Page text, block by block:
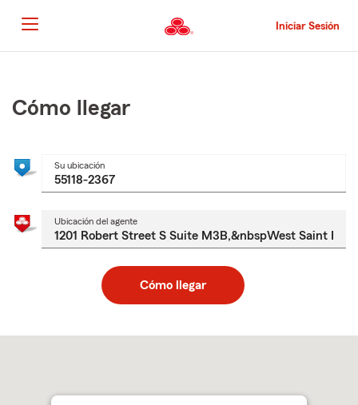
al
contenido
principal
Iniciar Sesión
principal
Cómo llegar
Su ubicación
Ubicación del agente
Cómo llegar
to